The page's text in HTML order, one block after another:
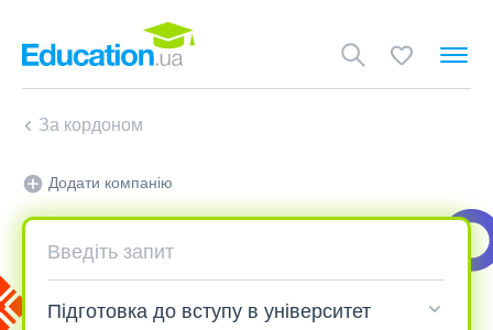
За кордоном
Додати компанію